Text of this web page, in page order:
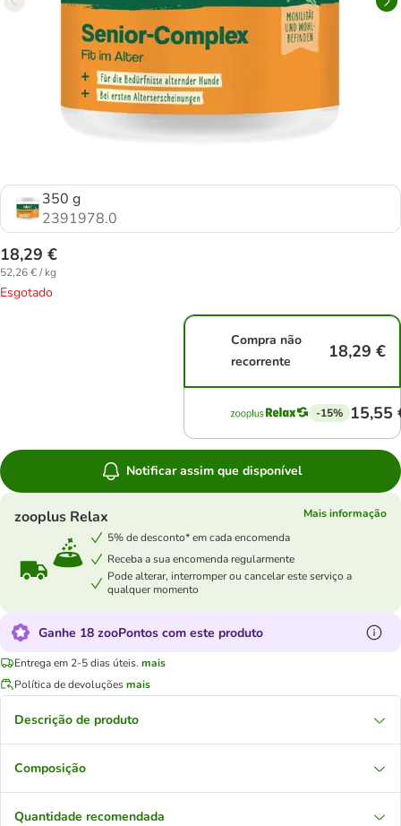
350 g
2391978.0
18,29 €
52,26 € / kg
Esgotado
Compra não
recorrente
18,29 €
-15% 15,55
Notificar assim que disponível
zooplus Relax
Mais informação
5% de desconto* em cada encomenda
Receba a sua encomenda regularmente
Pode alterar, interromper ou cancelar este serviço a
qualquer momento
Ganhe 18 zooPontos com este produto
Entrega em 2-5 dias úteis. mais
Política de devoluçõesmais
Descrição de produto
Composição
Quantidade recomendada